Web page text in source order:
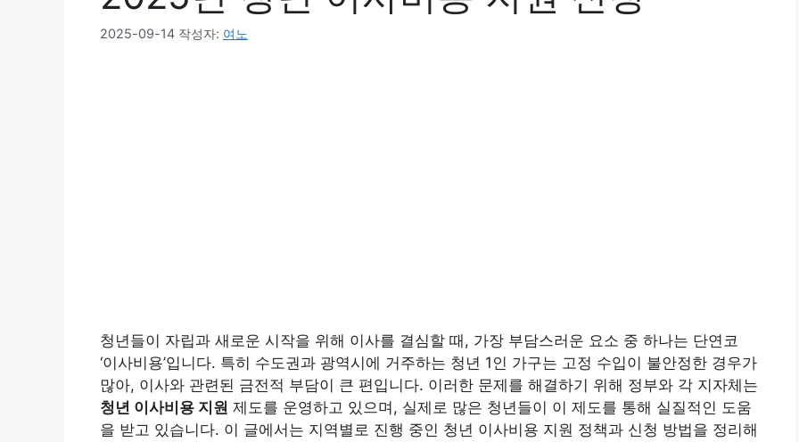
2025-09-14 작성자: 여노
청년들이 자립과 새로운 시작을 위해 이사를 결심할 때, 가장 부담스러운 요소 중 하나는 단연코
‘이사비용’입니다. 특히 수도권과 광역시에 거주하는 청년 1인 가구는 고정 수입이 불안정한 경우가
많아, 이사와 관련된 금전적 부담이 큰 편입니다. 이러한 문제를 해결하기 위해 정부와 각 지자체는
청년 이사비용 지원 제도를 운영하고 있으며, 실제로 많은 청년들이 이 제도를 통해 실질적인 도움
을 받고 있습니다. 이 글에서는 지역별로 진행 중인 청년 이사비용 지원 정책과 신청 방법을 정리해